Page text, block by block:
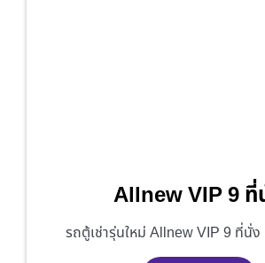
Allnew VIP 9 ที่
รถตู้เช่ารุ่นใหม่ Allnew VIP 9 ที่นั่ง